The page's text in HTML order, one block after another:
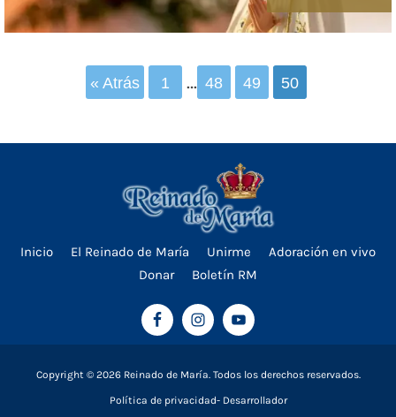
« Atrás 1 … 48 49 50
Inicio El Reinado de María Unirme
Adoración en vivo
Donar
Boletín RM
Copyright © 2026 Reinado de María. Todos los derechos reservados.
Política de privacidad Desarrollador